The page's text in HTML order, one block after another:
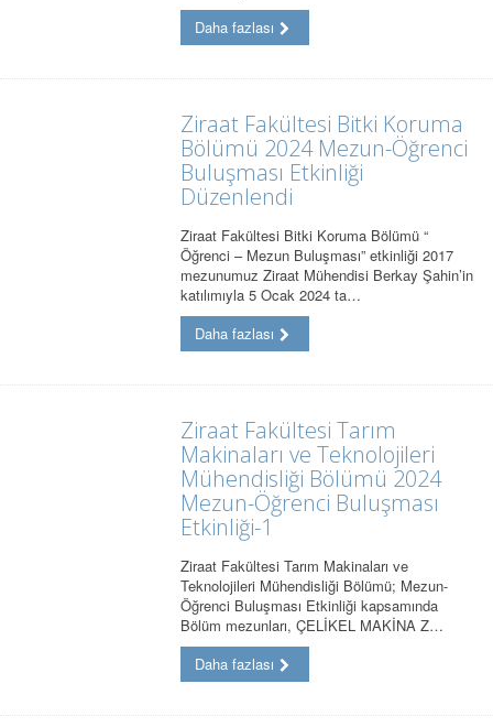
Daha fazlası
Ziraat Fakültesi Bitki Koruma
Bölümü 2024 Mezun-Öğrenci
Buluşması Etkinliği
Düzenlendi
Ziraat Fakültesi Bitki Koruma Bölümü “
Öğrenci – Mezun Buluşması” etkinliği 2017
mezunumuz Ziraat Mühendisi Berkay Şahin’in
katılımıyla 5 Ocak 2024 ta…
Daha fazlası
Ziraat Fakültesi Tarım
Makinaları ve Teknolojileri
Mühendisliği Bölümü 2024
Mezun-Öğrenci Buluşması
Etkinliği-1
Ziraat Fakültesi Tarım Makinaları ve
Teknolojileri Mühendisliği Bölümü; Mezun-
Öğrenci Buluşması Etkinliği kapsamında
Bölüm mezunları, ÇELİKEL MAKİNA Z…
Daha fazlası